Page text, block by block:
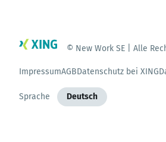
© New Work SE | Alle
ImpressumAGBDatenschutz bei XING
Sprache Deutsch